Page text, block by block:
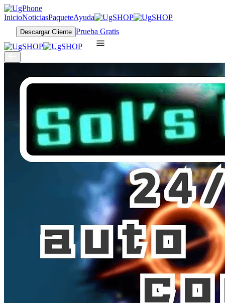
InicioNoticiasPaqueteAyuda
Descargar Cliente Prueba Gratis